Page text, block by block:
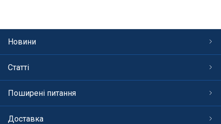
Новини
Статті
Поширені питання
Доставка